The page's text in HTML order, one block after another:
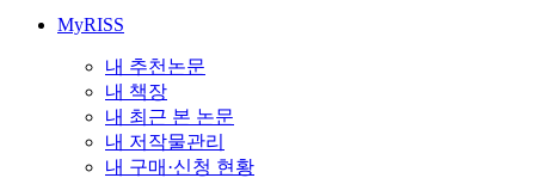
MyRISS
내 추천논문
내 책장
내 최근 본 논문
내 저작물관리
내 구매·신청 현황